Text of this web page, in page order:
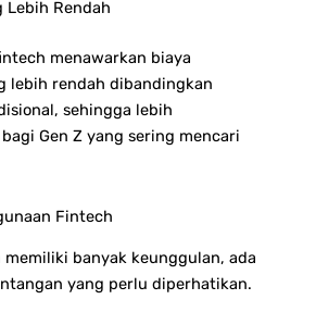
Lebih Rendah
menawarkan biaya
lebih rendah dibandingkan
sehingga lebih
Gen Z yang sering mencari
Fintech
banyak keunggulan, ada
yang perlu diperhatikan.